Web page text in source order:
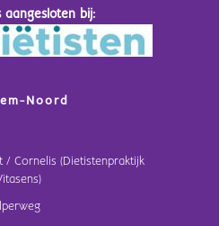
aangesloten bij:
Noord
/ Cornelis (Dietistenpraktijk